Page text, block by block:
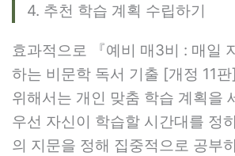
4. 추천 학습 계획 수립하기
효과적으로 『예비 매3비 : 매일
하는 비문학 독서 기출 [개정 11
위해서는 개인 맞춤 학습 계획을
우선 자신이 학습할 시간대를 정
의 지문을 정해 집중적으로 공부